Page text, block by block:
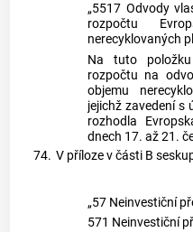
„5517 Odvody
rozpočtu
nerecyklovaných
Na tuto
rozpočtu na
objemu
jejichž zavedení s
rozhodla
dnech 17. až 21.
74. V příloze v části B
„57 Neinvestiční
571 Neinvestiční